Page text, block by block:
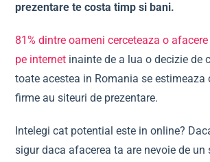
prezentare te costa timp si bani.
81% dintre oameni cerceteaza o
pe internet inainte de a lua o decizie de
toate acestea in Romania se estimeaza
firme au siteuri de prezentare.
Intelegi cat potential este in online?
sigur daca afacerea ta are nevoie de un